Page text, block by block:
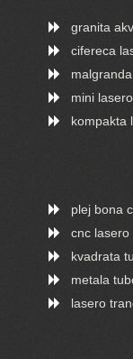
granita
cifereca
mini
kompakta
plej bona
cnc lasero
kvadrata
metala
lasero